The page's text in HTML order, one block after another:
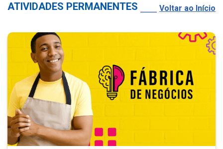
ATIVIDADES PERMANENTES Voltar ao Início